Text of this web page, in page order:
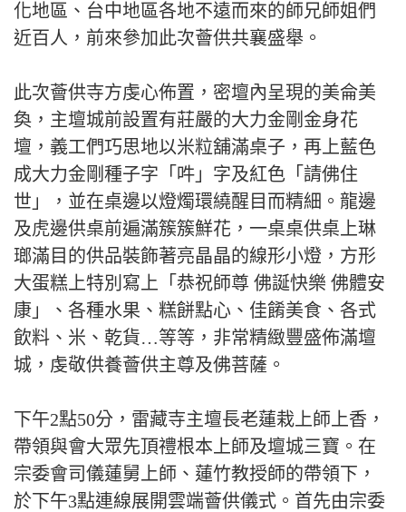
化地區、台中地區各地不遠而來的師兄師姐們
近百人，前來參加此次薈供共襄盛舉。
此次薈供寺方虔心佈置，密壇內呈現的美侖美
奐，主壇城前設置有莊嚴的大力金剛金身花
壇，義工們巧思地以米粒舖滿桌子，再上藍色
成大力金剛種子字「吽」字及紅色「請佛住
世」，並在桌邊以燈燭環繞醒目而精細。龍邊
及虎邊供桌前遍滿簇簇鮮花，一桌桌供桌上琳
瑯滿目的供品裝飾著亮晶晶的線形小燈，方形
大蛋糕上特別寫上「恭祝師尊 佛誕快樂 佛體安
康」、各種水果、糕餅點心、佳餚美食、各式
飲料、米、乾貨…等等，非常精緻豐盛佈滿壇
城，虔敬供養薈供主尊及佛菩薩。
下午2點50分，雷藏寺主壇長老蓮栽上師上香，
帶領與會大眾先頂禮根本上師及壇城三寶。在
宗委會司儀蓮舅上師、蓮竹教授師的帶領下，
於下午3點連線展開雲端薈供儀式。首先由宗委